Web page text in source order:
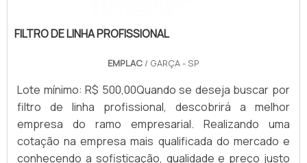
FILTRO DE LINHA PROFISSIONAL
EMPLAC / GARÇA - SP
Lote mínimo: R$ 500,00Quando se deseja buscar por
filtro de linha profissional, descobrirá a melhor
empresa do ramo empresarial. Realizando uma
cotação na empresa mais qualificada do mercado e
conhecendo a sofisticação, qualidade e preço justo